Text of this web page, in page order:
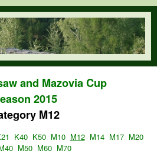
main content
and Mazovia Cup
2015
M12
K40 K50 M10 M12 M14 M17 M20
M50 M60 M70